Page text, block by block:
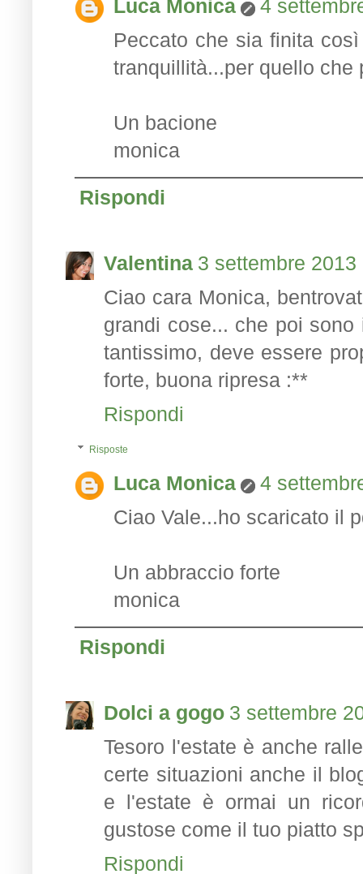
Luca Monica
4
Peccato che sia finita
tranquillità...per quello
Un bacione
monica
Rispondi
Valentina 3 settembre
Ciao cara Monica,
grandi cose... che poi
tantissimo, deve essere
forte, buona ripresa :**
Rispondi
Risposte
Luca Monica
4
Ciao Vale...ho scaricato il
Un abbraccio forte
monica
Rispondi
Dolci a gogo 3 settembre
Tesoro l'estate è anche
certe situazioni anche il
e l'estate è ormai un
gustose come il tuo piatto
Rispondi